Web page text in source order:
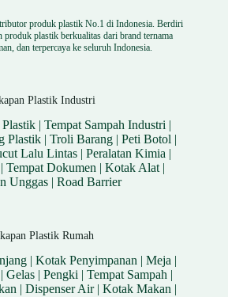
produk plastik No.1 di Indonesia. Berdiri
produk plastik berkualitas dari brand ternama
dan terpercaya ke seluruh Indonesia.
Plastik Industri
| Tempat Sampah Industri |
Plastik |Troli Barang |Peti Botol |
Lalu Lintas| Peralatan Kimia |
| Tempat Dokumen | Kotak Alat|
Unggas |Road Barrier
Plastik Rumah
|Kotak Penyimpanan |Meja |
|Gelas |Pengki |Tempat Sampah |
|Dispenser Air|Kotak Makan |